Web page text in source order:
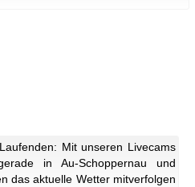
Mit unseren Livecams
in Au-Schoppernau und
das aktuelle Wetter mitverfolgen